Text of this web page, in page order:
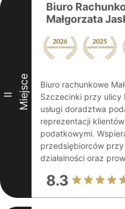
II Miejsce
Biuro
Małgorzata
Biuro rachunkowe
Szczecinki przy ulicy
usługi doradztwa
reprezentacji
podatkowymi.
przedsiębiorców przy
działalności oraz
8.3